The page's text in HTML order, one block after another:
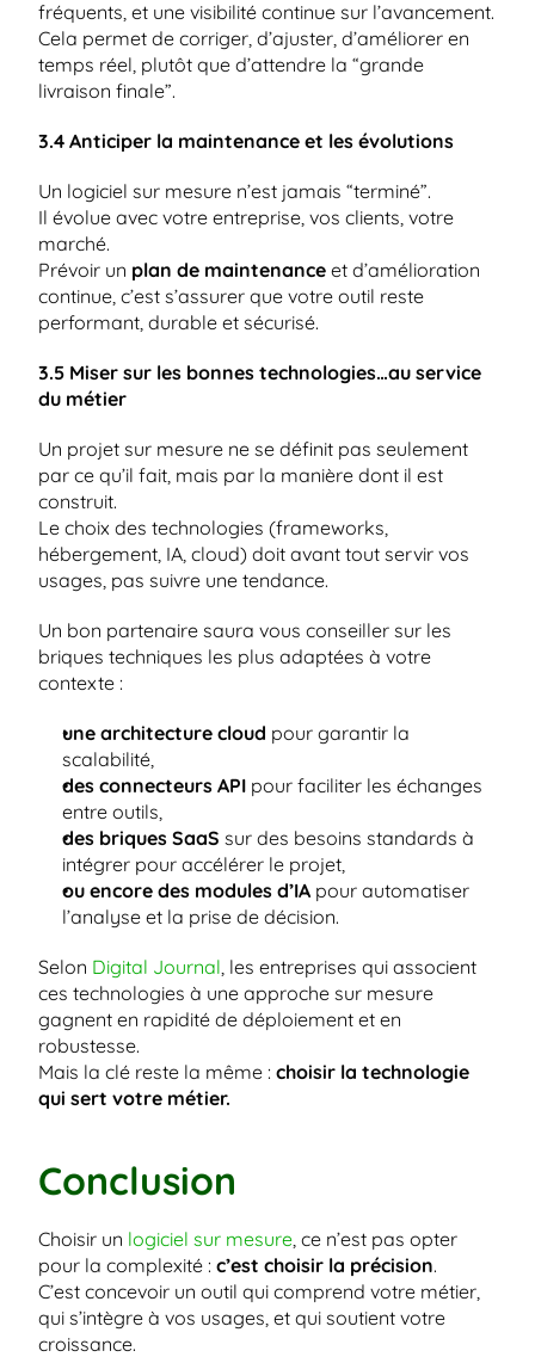
fréquents, et une visibilité continue sur l’avancement.
Cela permet de corriger, d’ajuster, d’améliorer en
temps réel, plutôt que d’attendre la “grande
livraison finale”.
3.4 Anticiper la maintenance et les évolutions
Un logiciel sur mesure n’est jamais “terminé”.
Il évolue avec votre entreprise, vos clients, votre
marché.
Prévoir un plan de maintenance et d’amélioration
continue, c’est s’assurer que votre outil reste
performant, durable et sécurisé.
3.5 Miser sur les bonnes technologies…au service
du métier
Un projet sur mesure ne se définit pas seulement
par ce qu’il fait, mais par la manière dont il est
construit.
Le choix des technologies (frameworks,
hébergement, IA, cloud) doit avant tout servir vos
usages, pas suivre une tendance.
Un bon partenaire saura vous conseiller sur les
briques techniques les plus adaptées à votre
contexte :
une architecture cloud pour garantir la
scalabilité,
des connecteurs API pour faciliter les échanges
entre outils,
des briques SaaS sur des besoins standards à
intégrer pour accélérer le projet,
ou encore des modules d’IA pour automatiser
l’analyse et la prise de décision.
Selon Digital Journal, les entreprises qui associent
ces technologies à une approche sur mesure
gagnent en rapidité de déploiement et en
robustesse.
Mais la clé reste la même : choisir la technologie
qui sert votre métier.
Conclusion
Choisir un logiciel sur mesure, ce n’est pas opter
pour la complexité : c’est choisir la précision.
C’est concevoir un outil qui comprend votre métier,
qui s’intègre à vos usages, et qui soutient votre
croissance.